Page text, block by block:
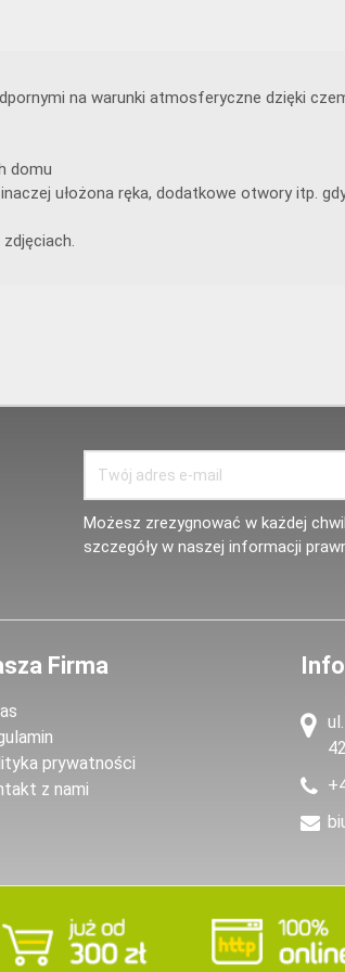
na warunki atmosferyczne dzięki
domu
ułożona ręka, dodatkowe otwory itp.
Możesz zrezygnować w każdej
szczegóły w naszej informacji
Firma
prywatności
z nami